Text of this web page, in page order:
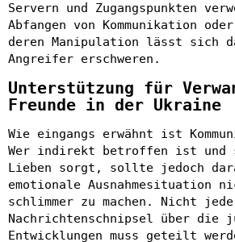
Servern und Zugangspunkten
Abfangen von Kommunikation
deren Manipulation lässt sich
Angreifer erschweren.
Unterstützung für
Freunde in der Ukraine
Wie eingangs erwähnt ist
Wer indirekt betroffen ist und
Lieben sorgt, sollte jedoch
emotionale Ausnahmesituation
schlimmer zu machen. Nicht
Nachrichtenschnipsel über die
Entwicklungen muss geteilt